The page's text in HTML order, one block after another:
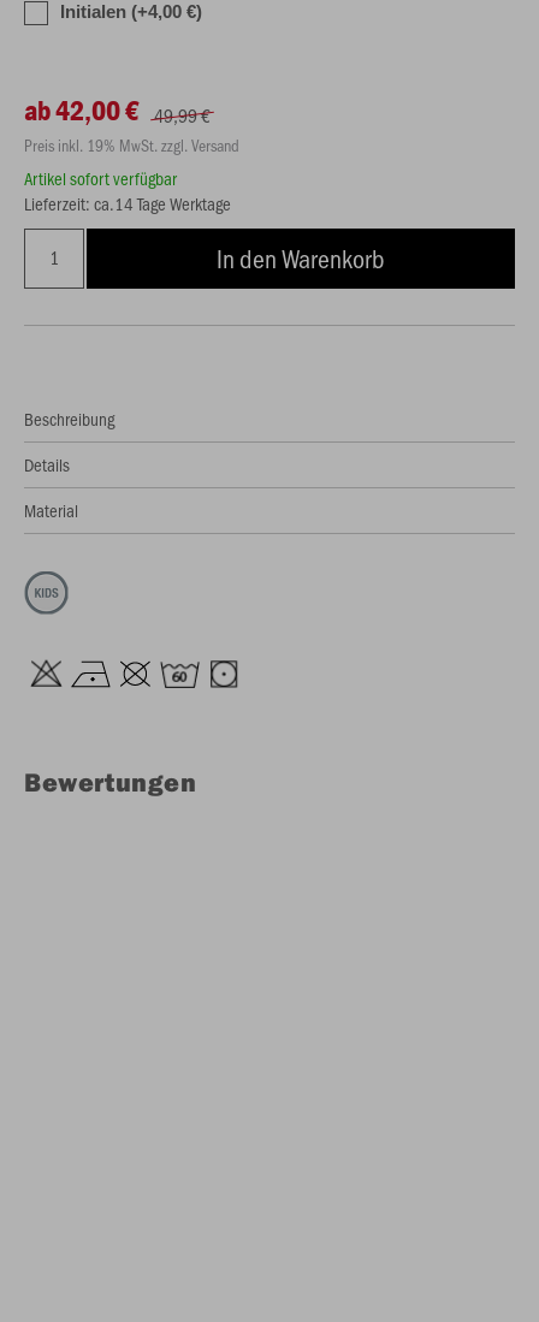
Initialen (+4,00 €)
ab 42,00 € 49,99 €
Preis inkl. 19% MwSt. zzgl. Versand
Artikel sofort verfügbar
Lieferzeit: ca.14 Tage Werktage
In den Warenkorb
Beschreibung
Details
Material
Bewertungen